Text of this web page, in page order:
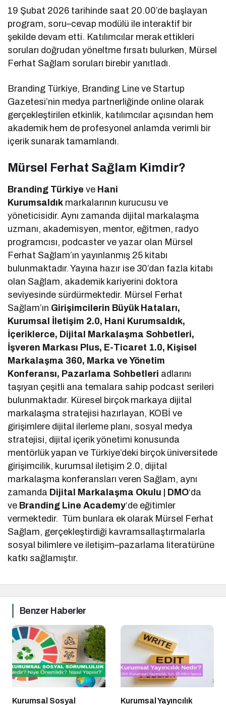
19 Şubat 2026 tarihinde saat 20.00’de başlayan
program, soru–cevap modülü ile interaktif bir
şekilde devam etti. Katılımcılar merak ettikleri
soruları doğrudan yöneltme fırsatı bulurken, Mürsel
Ferhat Sağlam soruları birebir yanıtladı.
Branding Türkiye, Branding Line ve Startup
Gazetesi’nin medya partnerliğinde online olarak
gerçekleştirilen etkinlik, katılımcılar açısından hem
akademik hem de profesyonel anlamda verimli bir
içerik sunarak tamamlandı.
Mürsel Ferhat Sağlam Kimdir?
Branding Türkiye ve Hani
Kurumsaldık markalarının kurucusu ve
yöneticisidir. Aynı zamanda dijital markalaşma
uzmanı, akademisyen, mentor, eğitmen, radyo
programcısı, podcaster ve yazar olan Mürsel
Ferhat Sağlam’ın yayınlanmış 25 kitabı
bulunmaktadır. Yayına hazır ise 30’dan fazla kitabı
olan Sağlam, akademik kariyerini doktora
seviyesinde sürdürmektedir. Mürsel Ferhat
Sağlam’ın Girişimcilerin Büyük Hataları,
Kurumsal İletişim 2.0, Hani Kurumsaldık,
İçeriklerce, Dijital Markalaşma Sohbetleri,
İşveren Markası Plus, E-Ticaret 1.0, Kişisel
Markalaşma 360, Marka ve Yönetim
Konferansı, Pazarlama Sohbetleri adlarını
taşıyan çeşitli ana temalara sahip podcast serileri
bulunmaktadır. Küresel birçok markaya dijital
markalaşma stratejisi hazırlayan, KOBİ ve
girişimlere dijital ilerleme planı, sosyal medya
stratejisi, dijital içerik yönetimi konusunda
mentörlük yapan ve Türkiye’deki birçok üniversitede
girişimcilik, kurumsal iletişim 2.0, dijital
markalaşma konferansları veren Sağlam, aynı
zamanda Dijital Markalaşma Okulu | DMO‘da
ve Branding Line Academy‘de eğitimler
vermektedir. Tüm bunlara ek olarak Mürsel Ferhat
Sağlam, gerçekleştirdiği kavramsallaştırmalarla
sosyal bilimlere ve iletişim–pazarlama literatürüne
katkı sağlamıştır.
Benzer Haberler
Kurumsal Sosyal Kurumsal Yayıncılık